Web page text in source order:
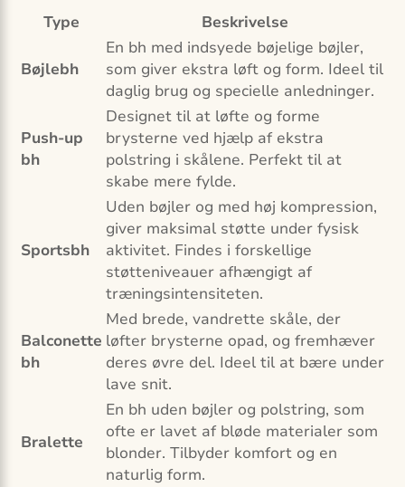
Type
Beskrivelse
Bøjlebh
En bh med indsyede bøjelige bøjler,
som giver ekstra løft og form. Ideel til
daglig brug og specielle anledninger.
Push-up
bh
Designet til at løfte og forme
brysterne ved hjælp af ekstra
polstring i skålene. Perfekt til at
skabe mere fylde.
Sportsbh
Uden bøjler og med høj kompression,
giver maksimal støtte under fysisk
aktivitet. Findes i forskellige
støtteniveauer afhængigt af
træningsintensiteten.
Balconette
bh
Med brede, vandrette skåle, der
løfter brysterne opad, og fremhæver
deres øvre del. Ideel til at bære under
lave snit.
Bralette
En bh uden bøjler og polstring, som
ofte er lavet af bløde materialer som
blonder. Tilbyder komfort og en
naturlig form.